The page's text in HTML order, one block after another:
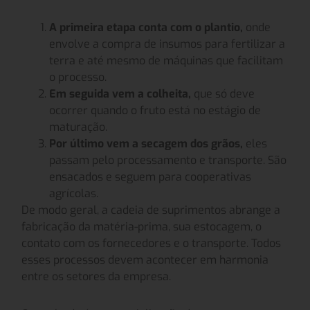
A primeira etapa conta com o plantio, onde
envolve a compra de insumos para fertilizar a
terra e até mesmo de máquinas que facilitam
o processo.
Em seguida vem a colheita, que só deve
ocorrer quando o fruto está no estágio de
maturação.
Por último vem a secagem dos grãos, eles
passam pelo processamento e transporte. São
ensacados e seguem para cooperativas
agrícolas.
De modo geral, a cadeia de suprimentos abrange a
fabricação da matéria-prima, sua estocagem, o
contato com os fornecedores e o transporte. Todos
esses processos devem acontecer em harmonia
entre os setores da empresa.